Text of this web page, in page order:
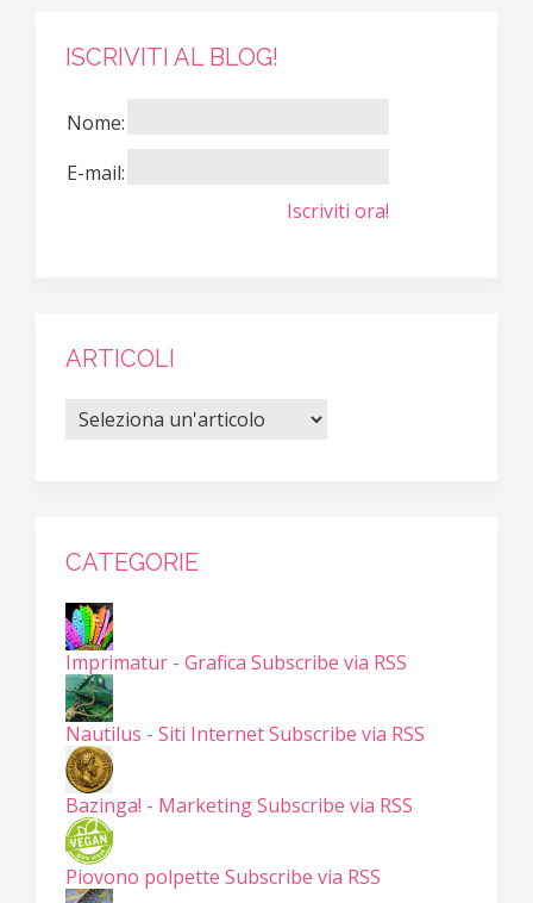
ISCRIVITI AL BLOG!
Nome:
E-mail:
Iscriviti ora!
ARTICOLI
CATEGORIE
Imprimatur - Grafica Subscribe via RSS
Nautilus - Siti InternetSubscribe via RSS
Bazinga! - MarketingSubscribe via RSS
Piovono polpette Subscribe via RSS